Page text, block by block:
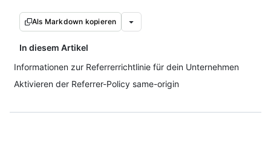
Als Markdown kopieren
In diesem Artikel
Informationen zur Referrerrichtlinie für dein Unternehmen
Aktivieren der Referrer-Policy same-origin